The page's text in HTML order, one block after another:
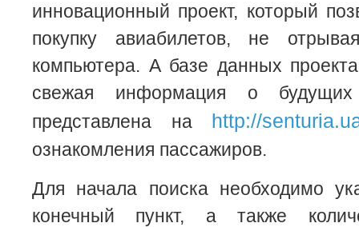
инновационный проект, который
покупку авиабилетов, не
компьютера. А базе данных
свежая информация о будущих
представлена на
http://
ознакомления пассажиров.
Для начала поиска необходимо
конечный пункт, а также